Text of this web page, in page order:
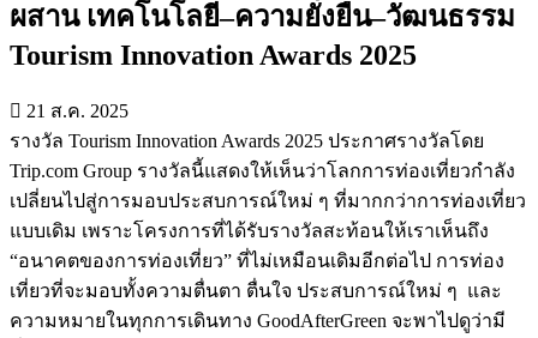
ผสาน เทคโนโลยี–ความยั่งยืน–วัฒนธรรม
Tourism Innovation Awards 2025
21 ส.ค. 2025
รางวัล Tourism Innovation Awards 2025 ประกาศรางวัลโดย
Trip.com Group รางวัลนี้แสดงให้เห็นว่าโลกการท่องเที่ยวกำลัง
เปลี่ยนไปสู่การมอบประสบการณ์ใหม่ ๆ ที่มากกว่าการท่องเที่ยว
แบบเดิม เพราะโครงการที่ได้รับรางวัลสะท้อนให้เราเห็นถึง
“อนาคตของการท่องเที่ยว” ที่ไม่เหมือนเดิมอีกต่อไป การท่อง
เที่ยวที่จะมอบทั้งความตื่นตา ตื่นใจ ประสบการณ์ใหม่ ๆ และ
ความหมายในทุกการเดินทาง GoodAfterGreen จะพาไปดูว่ามี